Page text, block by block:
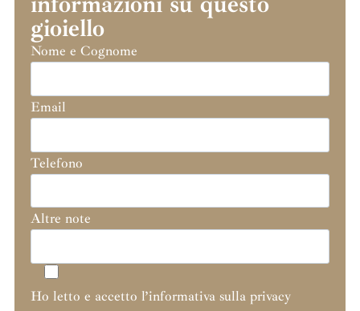
gioiello
Nome e Cognome
Email
Telefono
Altre note
Ho letto e accetto l’informativa sulla privacy